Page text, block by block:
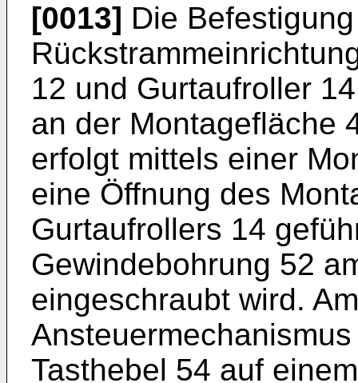
[0013] Die
12 und Gurtaufroller
an der Montagefläche
erfolgt mittels einer
eine Öffnung des
Gurtaufrollers 14
Gewindebohrung 52
eingeschraubt wird.
Tasthebel 54 auf